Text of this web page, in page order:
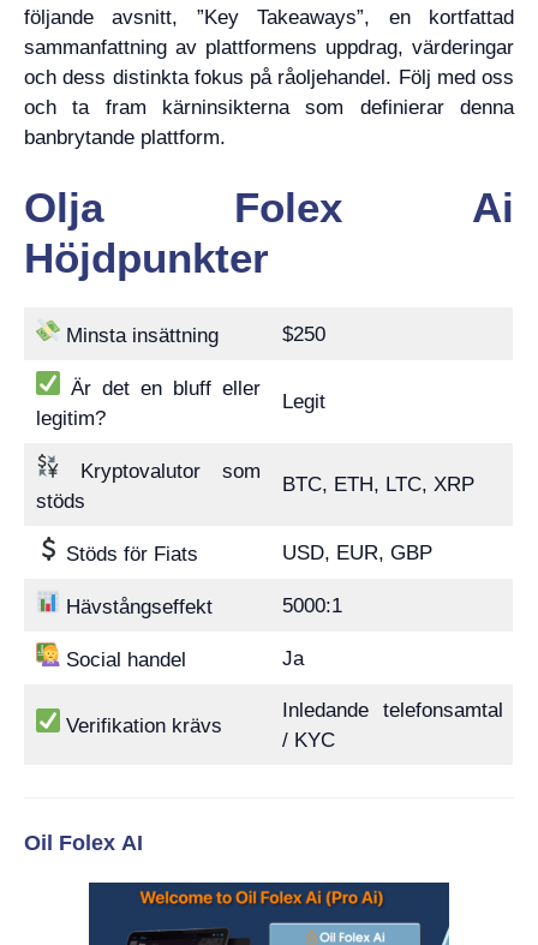
följande avsnitt, ”Key Takeaways”, en kortfattad
sammanfattning av plattformens uppdrag, värderingar
och dess distinkta fokus på råoljehandel. Följ med oss
​​och ta fram kärninsikterna som definierar denna
banbrytande plattform.
Olja Folex Ai
Höjdpunkter
Minsta insättning $250
Är det en bluff eller
legitim?
Legit
stöds
BTC, ETH, LTC, XRP
Stöds för Fiats USD, EUR, GBP
Hävstångseffekt 5000:1
Social handel Ja
Verifikation krävs
Inledande telefonsamtal
/ KYC
Oil Folex AI